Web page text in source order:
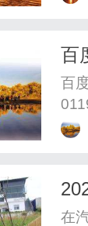
度
百
百
率
的
避
在